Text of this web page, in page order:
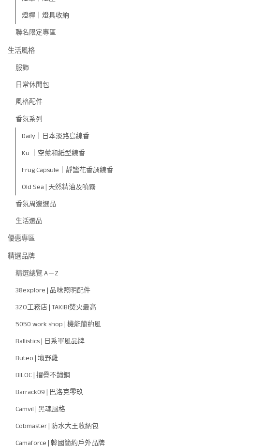
燈桿｜燈具收納
聯名限定專區
生活風格
服飾
日常休閒包
風格配件
香氛系列
Daily｜日本淡路島線香
Ku ｜空薰和紙型線香
Frug Capsule｜靜謐花香調線香
Old Sea | 天然精油及噴霧
香氛周邊選品
生活選品
優惠專區
精選品牌
精選總覽 A－Z
38explore | 品味照明配件
3ZO工務店 | TAKIBI焚火最高
5050 work shop | 機能簡約風
Ballistics | 日系軍風品牌
Buteo | 壞野雞
BILOC | 摺疊不鏽鋼
Barrack09 | 巴洛克零玖
Camvil | 黑魂風格
Cobmaster | 防水大王收納包
Camaforce | 韓國簡約戶外品牌